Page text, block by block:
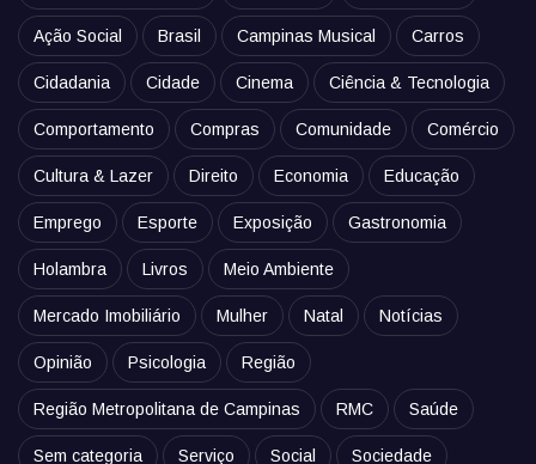
Ação Social Brasil Campinas Musical Carros
Cidadania Cidade Cinema Ciência & Tecnologia
Comportamento Compras Comunidade Comércio
Cultura & Lazer Direito Economia Educação
Emprego Esporte Exposição Gastronomia
Holambra Livros Meio Ambiente
Mercado Imobiliário Mulher Natal Notícias
Opinião Psicologia Região
Região Metropolitana de Campinas RMC Saúde
Sem categoria Serviço Social Sociedade